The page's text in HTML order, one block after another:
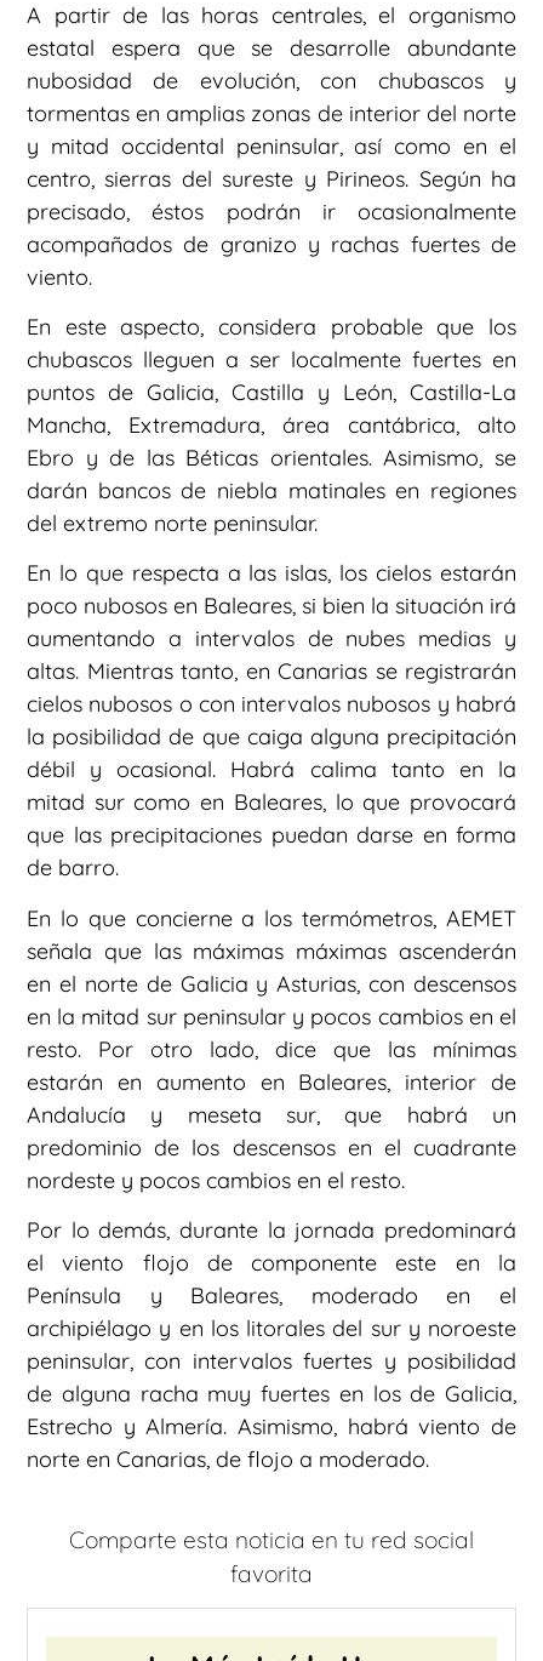
A partir de las horas centrales, el organismo
estatal espera que se desarrolle abundante
nubosidad de evolución, con chubascos y
tormentas en amplias zonas de interior del norte
y mitad occidental peninsular, así como en el
centro, sierras del sureste y Pirineos. Según ha
precisado, éstos podrán ir ocasionalmente
acompañados de granizo y rachas fuertes de
viento.
En este aspecto, considera probable que los
chubascos lleguen a ser localmente fuertes en
puntos de Galicia, Castilla y León, Castilla-La
Mancha, Extremadura, área cantábrica, alto
Ebro y de las Béticas orientales. Asimismo, se
darán bancos de niebla matinales en regiones
del extremo norte peninsular.
En lo que respecta a las islas, los cielos estarán
poco nubosos en Baleares, si bien la situación irá
aumentando a intervalos de nubes medias y
altas. Mientras tanto, en Canarias se registrarán
cielos nubosos o con intervalos nubosos y habrá
la posibilidad de que caiga alguna precipitación
débil y ocasional. Habrá calima tanto en la
mitad sur como en Baleares, lo que provocará
que las precipitaciones puedan darse en forma
de barro.
En lo que concierne a los termómetros, AEMET
señala que las máximas máximas ascenderán
en el norte de Galicia y Asturias, con descensos
en la mitad sur peninsular y pocos cambios en el
resto. Por otro lado, dice que las mínimas
estarán en aumento en Baleares, interior de
Andalucía y meseta sur, que habrá un
predominio de los descensos en el cuadrante
nordeste y pocos cambios en el resto.
Por lo demás, durante la jornada predominará
el viento flojo de componente este en la
Península y Baleares, moderado en el
archipiélago y en los litorales del sur y noroeste
peninsular, con intervalos fuertes y posibilidad
de alguna racha muy fuertes en los de Galicia,
Estrecho y Almería. Asimismo, habrá viento de
norte en Canarias, de flojo a moderado.
Comparte esta noticia en tu red social
favorita